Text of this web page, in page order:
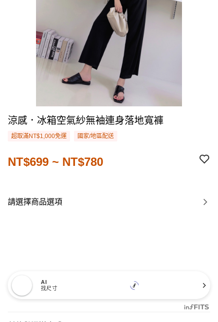
涼感．冰箱空氣紗無袖連身落地寬褲
超取滿NT$1,000免運 國家/地區配送
NT$699 ~ NT$780
請選擇商品選項
AI
找尺寸